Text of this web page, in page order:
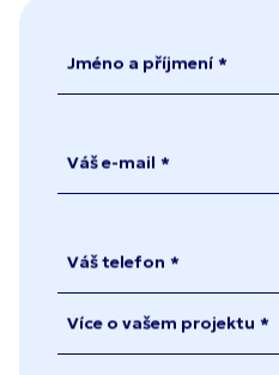
Jméno a příjmení
Váš e-mail
Váš telefon
Více o vašem projektu